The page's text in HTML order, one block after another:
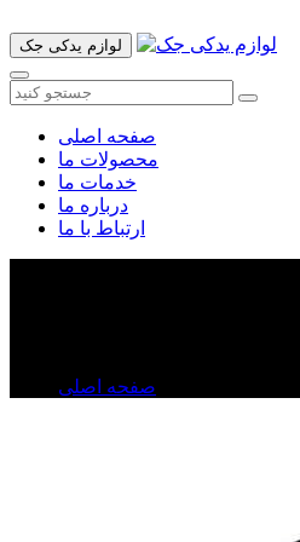
لوازم یدکی جک
صفحه اصلی
محصولات ما
خدمات ما
درباره ما
ارتباط با ما
صفحه اصلی